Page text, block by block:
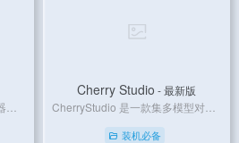
Cherry Studio - 最新版
装机必备